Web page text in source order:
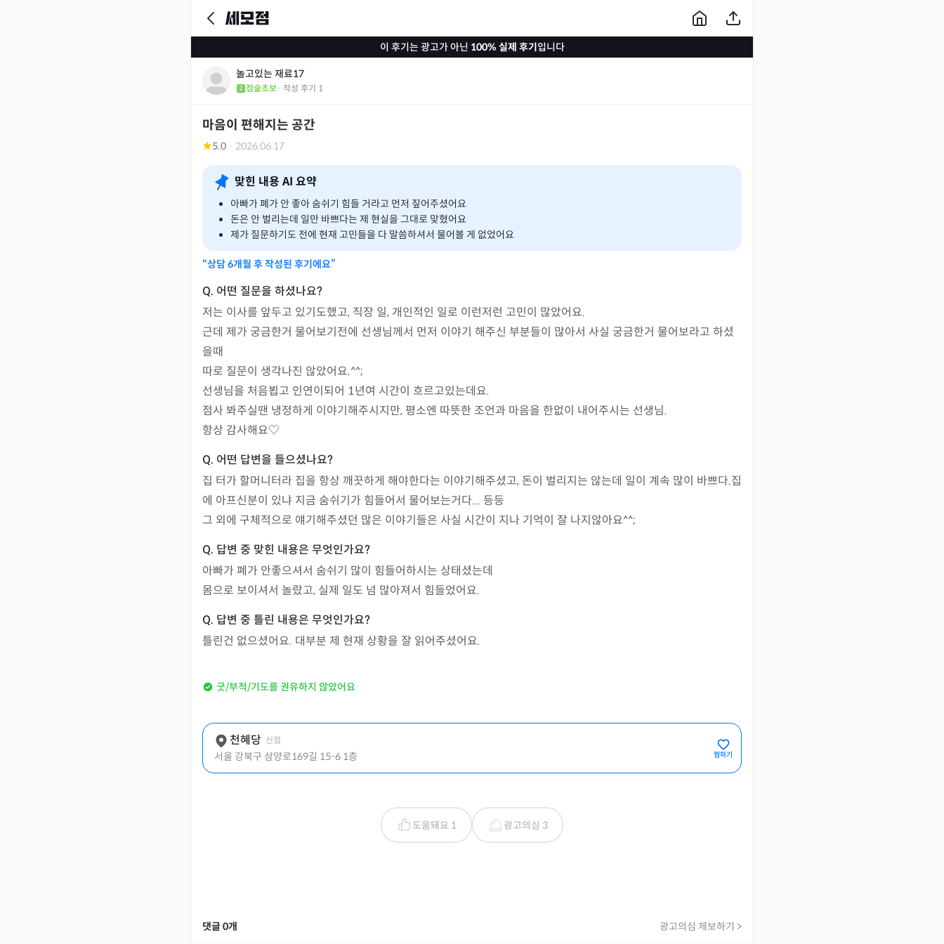
이 후기는 광고가 아닌 100% 실제 후기입니다
놀고있는 재료17
점술초보· 작성 후기 1
마음이 편해지는 공간
5.0 · 2026.06.17
맞힌 내용 AI 요약
아빠가 폐가 안 좋아 숨쉬기 힘들 거라고 먼저 짚어주셨어요
돈은 안 벌리는데 일만 바쁘다는 제 현실을 그대로 맞혔어요
제가 질문하기도 전에 현재 고민들을 다 말씀하셔서 물어볼 게 없었어요
“상담6개월 후 작성된 후기에요”
저는 이사를 앞두고 있기도했고, 직장 일, 개인적인 일로 이런저런 고민이 많았어요.
근데 제가 궁금한거 물어보기전에 선생님께서 먼저 이야기 해주신 부분들이 많아서 사실 궁금한거 물어보라고 하셨
을때
따로 질문이 생각나진 않았어요.^^;
선생님을 처음뵙고 인연이되어 1년여 시간이 흐르고있는데요.
점사 봐주실땐 냉정하게 이야기해주시지만, 평소엔 따뜻한 조언과 마음을 한없이 내어주시는 선생님.
집 터가 할머니터라 집을 항상 깨끗하게 해야한다는 이야기해주셨고, 돈이 벌리지는 않는데 일이 계속 많이 바쁘다.집
에 아프신분이 있냐 지금 숨쉬기가 힘들어서 물어보는거다... 등등
그 외에 구체적으로 얘기해주셨던 많은 이야기들은 사실 시간이 지나 기억이 잘 나지않아요^^;
아빠가 폐가 안좋으셔서 숨쉬기 많이 힘들어하시는 상태셨는데
몸으로 보이셔서 놀랐고, 실제 일도 넘 많아져서 힘들었어요.
틀린건 없으셨어요. 대부분 제 현재 상황을 잘 읽어주셨어요.
굿/부적/기도를 권유하지 않았어요
천혜당 신점
서울 강북구 삼양로169길 15-6 1층 찜하기
도움돼요 1 광고의심 3
댓글0개 광고의심 제보하기 >